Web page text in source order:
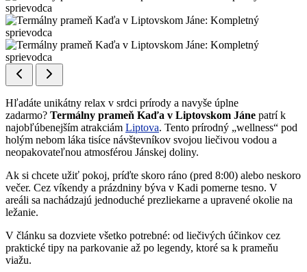
Hľadáte unikátny relax v srdci prírody a navyše úplne
zadarmo? Termálny prameň Kaďa v Liptovskom Jáne patrí k
najobľúbenejším atrakciám Liptova. Tento prírodný „wellness“ pod
holým nebom láka tisíce návštevníkov svojou liečivou vodou a
neopakovateľnou atmosférou Jánskej doliny.
Ak si chcete užiť pokoj, príďte skoro ráno (pred 8:00) alebo neskoro
večer. Cez víkendy a prázdniny býva v Kadi pomerne tesno. V
areáli sa nachádzajú jednoduché prezliekarne a upravené okolie na
ležanie.
V článku sa dozviete všetko potrebné: od liečivých účinkov cez
praktické tipy na parkovanie až po legendy, ktoré sa k prameňu
viažu.